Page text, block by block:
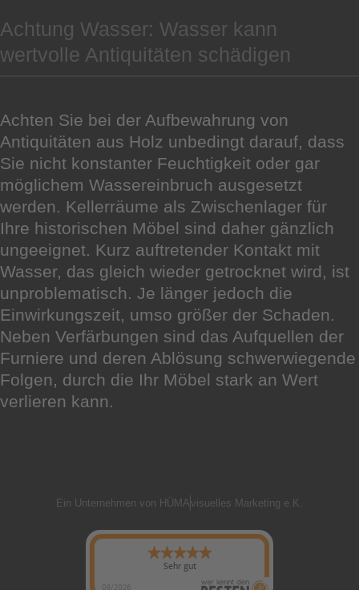
Achtung Wasser: Wasser kann
wertvolle Antiquitäten schädigen
Achten Sie bei der Aufbewahrung von
Antiquitäten aus Holz unbedingt darauf, dass
Sie nicht konstanter Feuchtigkeit oder gar
möglichem Wassereinbruch ausgesetzt
werden. Kellerräume als Zwischenlager für
Ihre historischen Möbel sind daher gänzlich
ungeeignet. Kurz auftretender Kontakt mit
Wasser, das gleich wieder getrocknet wird, ist
unproblematisch. Je länger jedoch die
Einwirkungszeit, umso größer der Schaden.
Neben Verfärbungen sind das Aufquellen der
Furniere und deren Ablösung schwerwiegende
Folgen, durch die Ihr Möbel stark an Wert
verlieren kann.
Ein Unternehmen von HÜMAvisuelles Marketing e.K.
Sehr gut
08/2026